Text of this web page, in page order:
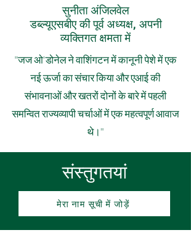
सुनीता अंजिलवेल
डब्ल्यूएसबीए की पूर्व अध्यक्ष, अपनी
व्यक्तिगत क्षमता में
"जज ओ'डोनेल ने वाशिंगटन में कानूनी पेशे में एक
नई ऊर्जा का संचार किया और एआई की
संभावनाओं और खतरों दोनों के बारे में पहली
समन्वित राज्यव्यापी चर्चाओं में एक महत्वपूर्ण आवाज
थे।"
संस्तुगतयां
मेरा नाम सूची में जोड़ें